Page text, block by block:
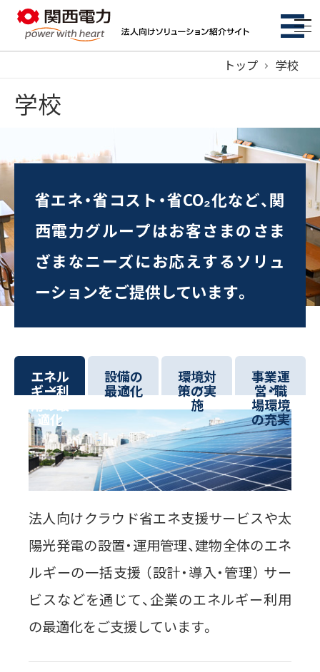
特集ページ
サービス
太陽光発電オンサイトサービス
CO₂フリー電気料金メニュー
再エネECOプラン
太陽光とセットで更なるコスト削減・脱炭素
蓄電池オンサイトサービス
車両・充電器もまるっとおまかせ
EVパッケージサービス
設置場所不要の太陽光発電
オフサイトPPA
その他のサービスを見る
ご採用事例
太陽光発電・再エネECOプラン
トッパン・フォームズ
コスト削減
特集ページ
空調の自動制御で省エネ
おまかSave-Air ®
既存設備の活用で報酬を獲得
デマンド・レスポンスサービス
データの見える化で歩留まり改善
K-DXソリューション
省エネ行動の習慣化から
エネルーク
自家発電で電気料金を削減
太陽光発電オンサイトサービス
その他のサービスを見る
ご採用事例
エナッジ
BCP・防災
サービス
BCP・防災商材をコーディネート
かんでん総合防災サービス
いつでも誰でも使える蓄電池
非常用小型蓄電池販売
従業員の安否確認から集計まで自動化
安否確認システム
非常用発電機のテスト・メンテナンス
非常用発電機負荷試験サービス
非常時に備え、燃料保管＆配送
緊急時燃料配送
サービス一覧
課題から探す
脱炭素
コスト削減
業種から探す
製造業
小売・卸業
自治体・学校
病院・医療機関
事例・コラム等
ご採用事例 お役立ちコラム
会社紹介
関西電力の特徴
企業情報
電気・ガスについて
お問い合わせ
ご契約者さま
会員サイト
かんでんBiZ
トップ 学校
学校
省エネ・省コスト・省CO₂化など、関
西電力グループはお客さまのさま
ざまなニーズにお応えするソリュ
ーションをご提供しています。
エネル
ギー利
適化
設備の
最適化
環境対
策の実
施
事業運
営・職
場環境
の充実
法人向けクラウド省エネ支援サービスや太
陽光発電の設置・運用管理、建物全体のエネ
ルギーの一括支援 （設計・導入・管理） サー
ビスなどを通じて、企業のエネルギー利用
の最適化をご支援しています。